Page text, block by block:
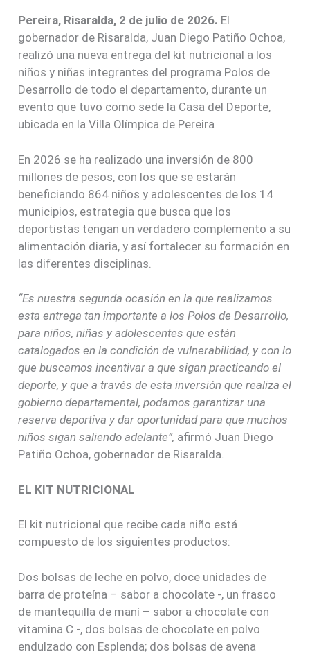
Pereira, Risaralda, 2 de julio de 2026. El
gobernador de Risaralda, Juan Diego Patiño Ochoa,
realizó una nueva entrega del kit nutricional a los
niños y niñas integrantes del programa Polos de
Desarrollo de todo el departamento, durante un
evento que tuvo como sede la Casa del Deporte,
ubicada en la Villa Olímpica de Pereira
En 2026 se ha realizado una inversión de 800
millones de pesos, con los que se estarán
beneficiando 864 niños y adolescentes de los 14
municipios, estrategia que busca que los
deportistas tengan un verdadero complemento a su
alimentación diaria, y así fortalecer su formación en
las diferentes disciplinas.
“Es nuestra segunda ocasión en la que realizamos
esta entrega tan importante a los Polos de Desarrollo,
para niños, niñas y adolescentes que están
catalogados en la condición de vulnerabilidad, y con lo
que buscamos incentivar a que sigan practicando el
deporte, y que a través de esta inversión que realiza el
gobierno departamental, podamos garantizar una
reserva deportiva y dar oportunidad para que muchos
niños sigan saliendo adelante”, afirmó Juan Diego
Patiño Ochoa, gobernador de Risaralda.
EL KIT NUTRICIONAL
El kit nutricional que recibe cada niño está
compuesto de los siguientes productos:
Dos bolsas de leche en polvo, doce unidades de
barra de proteína – sabor a chocolate -, un frasco
de mantequilla de maní – sabor a chocolate con
vitamina C -, dos bolsas de chocolate en polvo
endulzado con Esplenda; dos bolsas de avena